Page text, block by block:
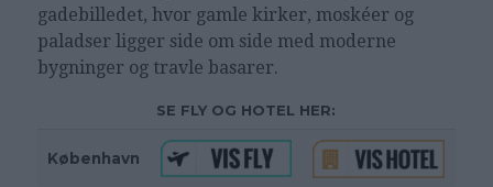
gadebilledet, hvor gamle kirker, moskéer og
paladser ligger side om side med moderne
bygninger og travle basarer.
SE FLY OG HOTEL HER:
København